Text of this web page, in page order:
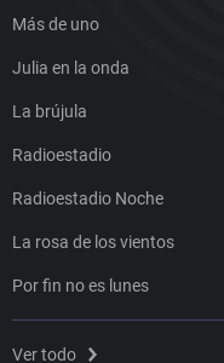
Más de uno
Julia en la onda
La brújula
Radioestadio
Radioestadio Noche
La rosa de los vientos
Por fin no es lunes
Ver todo